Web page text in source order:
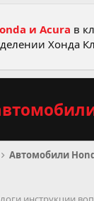
и Acura в
Хонда
Автомобили